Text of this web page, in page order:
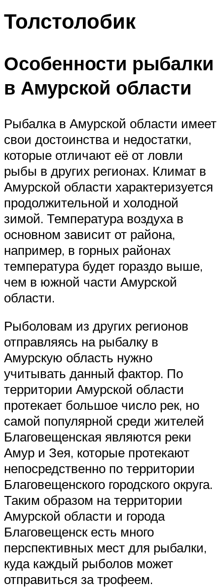
Толстолобик
Особенности рыбалки
в Амурской области
Рыбалка в Амурской области имеет
свои достоинства и недостатки,
которые отличают её от ловли
рыбы в других регионах. Климат в
Амурской области характеризуется
продолжительной и холодной
зимой. Температура воздуха в
основном зависит от района,
например, в горных районах
температура будет гораздо выше,
чем в южной части Амурской
области.
Рыболовам из других регионов
отправляясь на рыбалку в
Амурскую область нужно
учитывать данный фактор. По
территории Амурской области
протекает большое число рек, но
самой популярной среди жителей
Благовещенская являются реки
Амур и Зея, которые протекают
непосредственно по территории
Благовещенского городского округа.
Таким образом на территории
Амурской области и города
Благовещенск есть много
перспективных мест для рыбалки,
куда каждый рыболов может
отправиться за трофеем.